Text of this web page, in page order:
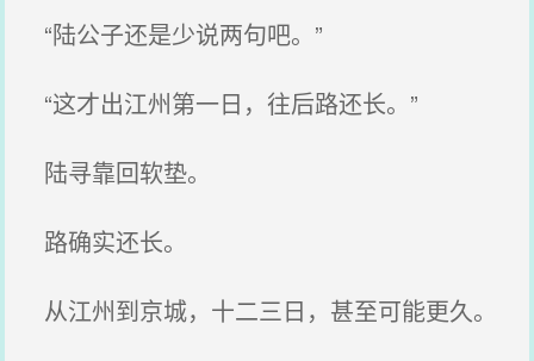
“陆公子还是少说两句吧。”
“这才出江州第一日，往后路还长。”
陆寻靠回软垫。
路确实还长。
从江州到京城，十二三日，甚至可能更久。